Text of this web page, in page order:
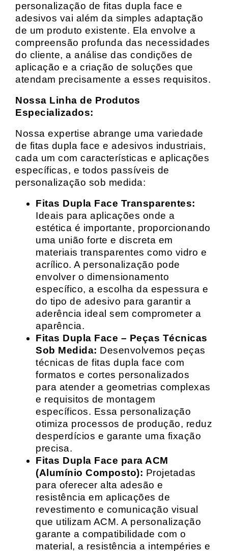
personalização de fitas dupla face e
adesivos vai além da simples adaptação
de um produto existente. Ela envolve a
compreensão profunda das necessidades
do cliente, a análise das condições de
aplicação e a criação de soluções que
atendam precisamente a esses requisitos.
Nossa Linha de Produtos
Especializados:
Nossa expertise abrange uma variedade
de fitas dupla face e adesivos industriais,
cada um com características e aplicações
específicas, e todos passíveis de
personalização sob medida:
Fitas Dupla Face Transparentes:
Ideais para aplicações onde a
estética é importante, proporcionando
uma união forte e discreta em
materiais transparentes como vidro e
acrílico. A personalização pode
envolver o dimensionamento
específico, a escolha da espessura e
do tipo de adesivo para garantir a
aderência ideal sem comprometer a
aparência.
Fitas Dupla Face – Peças Técnicas
Sob Medida: Desenvolvemos peças
técnicas de fitas dupla face com
formatos e cortes personalizados
para atender a geometrias complexas
e requisitos de montagem
específicos. Essa personalização
otimiza processos de produção, reduz
desperdícios e garante uma fixação
precisa.
Fitas Dupla Face para ACM
(Alumínio Composto): Projetadas
para oferecer alta adesão e
resistência em aplicações de
revestimento e comunicação visual
que utilizam ACM. A personalização
garante a compatibilidade com o
material, a resistência a intempéries e